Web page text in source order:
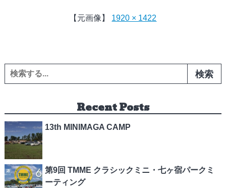
【元画像】 1920 × 1422
検索:
Recent Posts
13th MINIMAGA CAMP
第9回 TMME クラシックミニ・七ヶ宿パークミ
ーティング